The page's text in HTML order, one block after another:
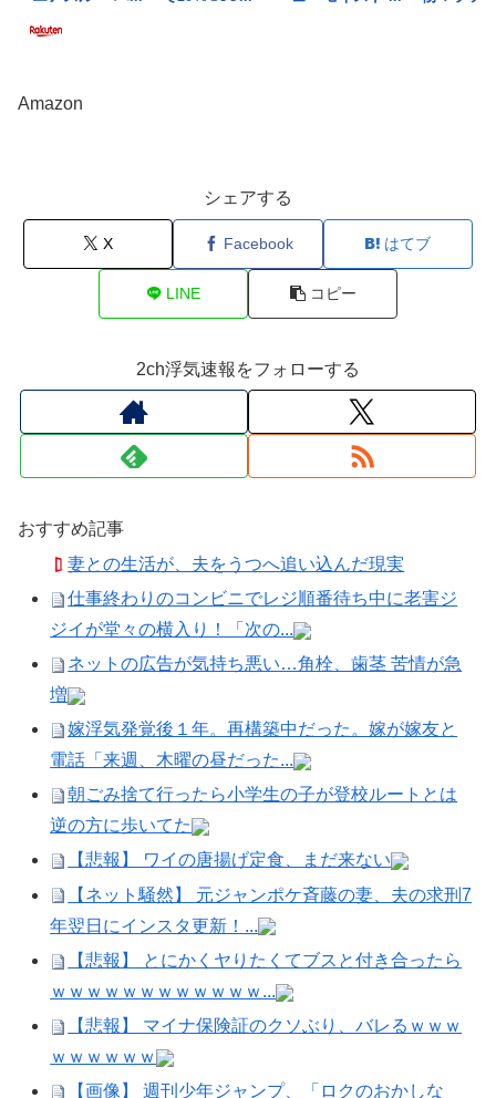
Amazon
シェアする
X Facebook はてブ
LINE コピー
2ch浮気速報をフォローする
おすすめ記事
妻との生活が、夫をうつへ追い込んだ現実
仕事終わりのコンビニでレジ順番待ち中に老害ジ
ジイが堂々の横入り！「次の...
ネットの広告が気持ち悪い…角栓、歯茎 苦情が急
増
嫁浮気発覚後１年。再構築中だった。嫁が嫁友と
電話「来週、木曜の昼だった...
朝ごみ捨て行ったら小学生の子が登校ルートとは
逆の方に歩いてた
【悲報】 ワイの唐揚げ定食、まだ来ない
【ネット騒然】 元ジャンポケ斉藤の妻、夫の求刑7
年翌日にインスタ更新！...
【悲報】 とにかくヤりたくてブスと付き合ったら
ｗｗｗｗｗｗｗｗｗｗｗｗ...
【悲報】 マイナ保険証のクソぶり、バレるｗｗｗ
ｗｗｗｗｗｗ
【画像】 週刊少年ジャンプ、「ロクのおかしな